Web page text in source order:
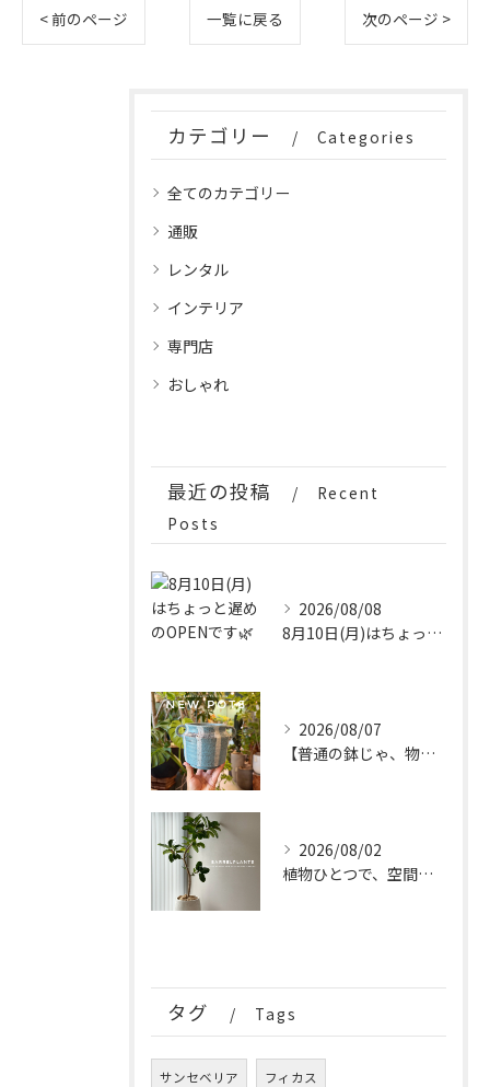
< 前のページ 一覧に戻る 次のページ >
カテゴリー Categories
全てのカテゴリー
通販
レンタル
インテリア
専門店
おしゃれ
最近の投稿
Recent
Posts
2026/08/08
8月10日(月)はちょっと遅めのOPENです🌿
2026/08/07
【普通の鉢じゃ、物足りない。
2026/08/02
植物ひとつで、空間はもっと完成する。
タグ Tags
サンセベリア フィカス